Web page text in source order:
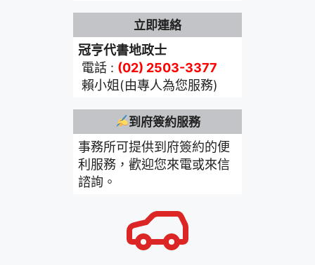
立即連絡
冠亨代書地政士
電話 : (02) 2503-3377
賴小姐(由專人為您服務)
到府簽約服務
事務所可提供到府簽約的便
利服務，歡迎您來電或來信
諮詢。